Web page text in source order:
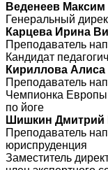
Веденеев Максим
Генеральный
Карцева Ирина
Преподаватель
Кандидат
Кириллова
Преподаватель
Чемпионка Европы
по йоге
Шишкин Дмитрий
Преподаватель
юриспруденция
Заместитель